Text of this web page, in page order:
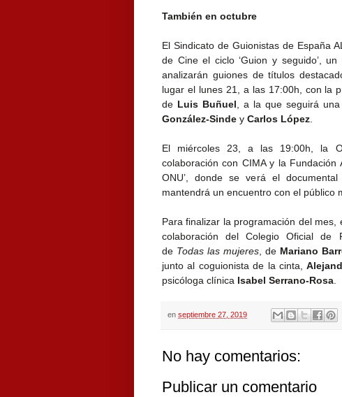
También en octubre
El Sindicato de Guionistas de España
de Cine el ciclo ‘Guion y seguido’,
analizarán guiones de títulos
lugar el lunes 21, a las 17:00h, con la
de Luis Buñuel , a la que seguirá
González-Sinde y Carlos López
El miércoles 23, a las 19:00h, la
colaboración con CIMA y la Fundación
ONU’, donde se verá el documental
mantendrá un encuentro con el público
Para finalizar la programación del mes,
colaboración del Colegio Oficial de
de Todas las mujeres , de Mariano
junto al coguionista de la cinta,
psicóloga clínica Isabel Serrano-Rosa
en septiembre 27, 2019
No hay comentarios:
Publicar un comentario